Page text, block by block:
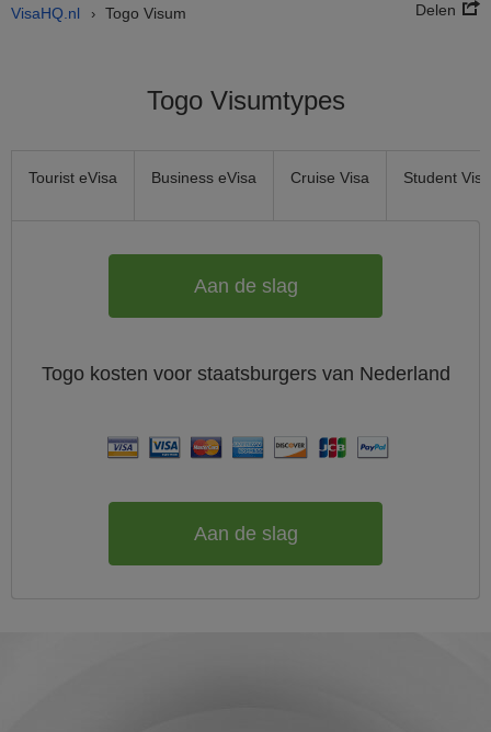
VisaHQ.nl › Togo Visum Delen
Togo Visumtypes
Tourist eVisa Business eVisa Cruise Visa Student Visa
Aan de slag
Togo kosten voor staatsburgers van Nederland
Aan de slag